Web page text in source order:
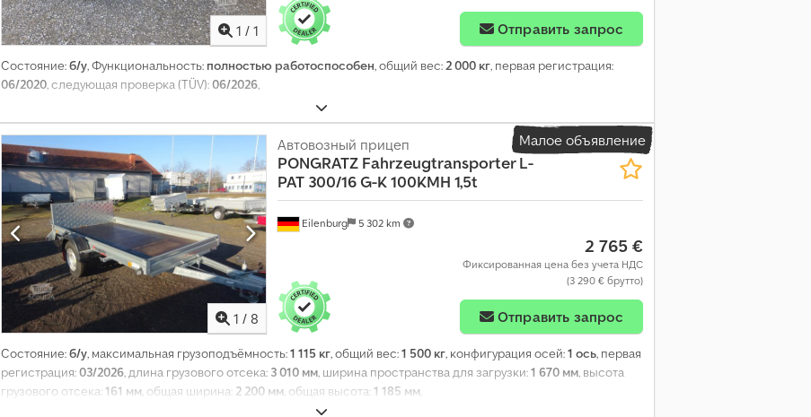
1 / 1 Отправить запрос
Состояние:б/у, Функциональность: полностью работоспособен, общий вес:2 000 кг, первая регистрация:
06/2020, следующая проверка (TÜV):06/2026,
Малое объявление
1 / 8
Eilenburg 5 302 km
Автовозный прицеп
PONGRATZ Fahrzeugtransporter L-
PAT 300/16 G-K 100KMH 1,5t
2 765 €
Фиксированная цена без учета НДС
(3 290 € брутто)
Отправить запрос
Состояние:б/у, максимальная грузоподъёмность:1 115 кг, общий вес:1 500 кг, конфигурация осей:1 ось, первая
регистрация:03/2026, длина грузового отсека: 3 010 мм, ширина пространства для загрузки:1 670 мм, высота
грузового отсека:161 мм, общая ширина: 2 200 мм, общая высота:1 185 мм,